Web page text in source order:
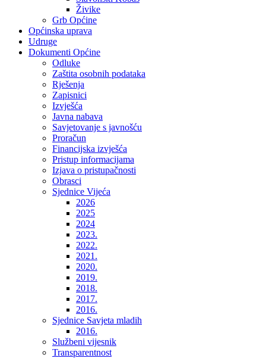
Živike
Grb Općine
Općinska uprava
Udruge
Dokumenti Općine
Odluke
Zaštita osobnih podataka
Rješenja
Zapisnici
Izvješća
Javna nabava
Savjetovanje s javnošću
Proračun
Financijska izvješća
Pristup informacijama
Izjava o pristupačnosti
Obrasci
Sjednice Vijeća
2026
2025
2024
2023.
2022.
2021.
2020.
2019.
2018.
2017.
2016.
Sjednice Savjeta mladih
2016.
Službeni vijesnik
Transparentnost